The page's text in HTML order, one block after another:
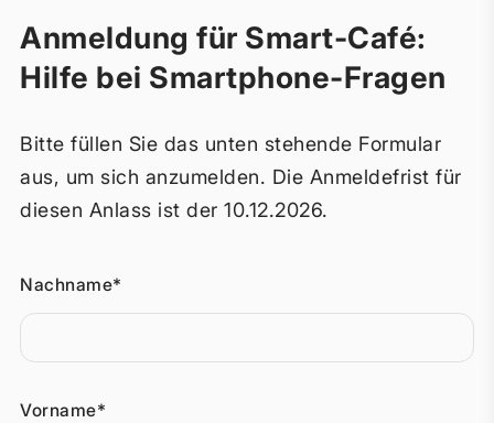
Anmeldung für Smart-Café:
Hilfe bei Smartphone-Fragen
Bitte füllen Sie das unten stehende Formular
aus, um sich anzumelden. Die Anmeldefrist für
diesen Anlass ist der 10.12.2026.
Nachname*
Vorname*